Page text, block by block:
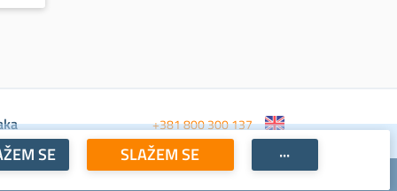
+381 800 300 137
SE SLAŽEM SE ···